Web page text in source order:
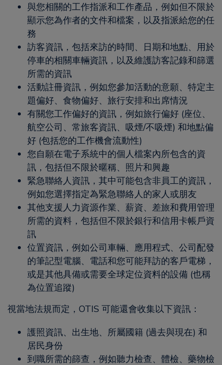
與您相關的工作指派和工作產品，例如但不限於
顯示您為作者的文件和檔案，以及指派給您的任
務
訪客資訊，包括來訪的時間、日期和地點、用於
停車的相關車輛資訊，以及維護訪客記錄和篩選
所需的資訊
活動註冊資訊，例如您參加活動的意願、特定主
題偏好、食物偏好、旅行安排和出席情況
有關您工作偏好的資訊，例如旅行偏好 (座位、
航空公司、常旅客資訊、吸煙/不吸煙) 和地點偏
好 (包括您的工作機會流動性)
您自願在電子系統中的個人檔案內所包含的資
訊，包括但不限於暱稱、照片和興趣
緊急聯絡人資訊，其中可能包含非員工的資訊，
例如您選擇指定為緊急聯絡人的家人或朋友
其他支援人力資源作業、薪資、差旅和費用管理
所需的資料，包括但不限於銀行和信用卡帳戶資
訊
位置資訊，例如公司車輛、應用程式、公司配發
的筆記型電腦、電話和您可能拜訪的客戶電梯，
或是其他具備或需要全球定位資料的設備 (也稱
為位置追蹤)
視當地法規而定，OTIS 可能還會收集以下資訊：
護照資訊、出生地、所屬國籍 (過去與現在) 和
居民身份
到職所需的篩查，例如聽力檢查、體檢、藥物檢